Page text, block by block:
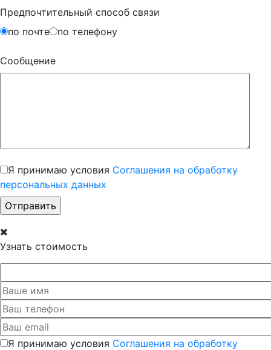
Предпочтительный способ связи
по почте
по телефону
Сообщение
Я принимаю условия Соглашения на обработку
персональных данных
Узнать стоимость
Я принимаю условия Соглашения на обработку